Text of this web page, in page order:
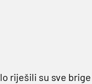
riješili su sve